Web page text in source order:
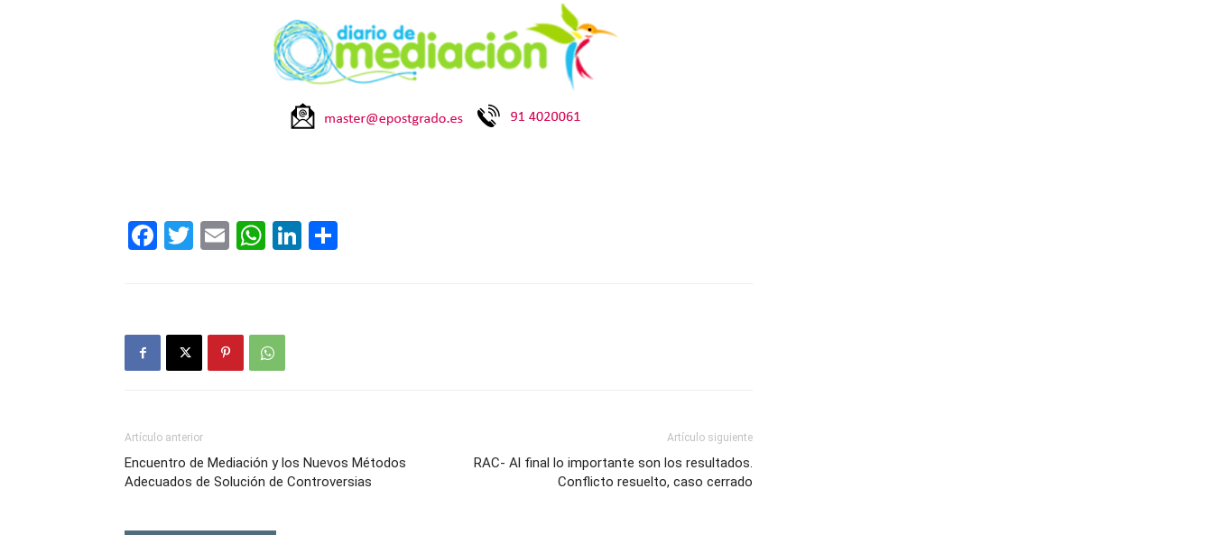
Facebook
Twitter
EmailWhatsApp
LinkedIn
Artículo anterior
Encuentro de Mediación y los Nuevos Métodos
Adecuados de Solución de Controversias
Artículo siguiente
RAC- Al final lo importante son los resultados.
Conflicto resuelto, caso cerrado